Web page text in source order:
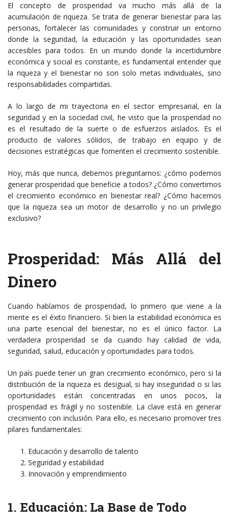
El concepto de prosperidad va mucho más allá de la
acumulación de riqueza. Se trata de generar bienestar para las
personas, fortalecer las comunidades y construir un entorno
donde la seguridad, la educación y las oportunidades sean
accesibles para todos. En un mundo donde la incertidumbre
económica y social es constante, es fundamental entender que
la riqueza y el bienestar no son solo metas individuales, sino
responsabilidades compartidas.
A lo largo de mi trayectoria en el sector empresarial, en la
seguridad y en la sociedad civil, he visto que la prosperidad no
es el resultado de la suerte o de esfuerzos aislados. Es el
producto de valores sólidos, de trabajo en equipo y de
decisiones estratégicas que fomenten el crecimiento sostenible.
Hoy, más que nunca, debemos preguntarnos: ¿cómo podemos
generar prosperidad que beneficie a todos? ¿Cómo convertimos
el crecimiento económico en bienestar real? ¿Cómo hacemos
que la riqueza sea un motor de desarrollo y no un privilegio
exclusivo?
Prosperidad: Más Allá del
Dinero
Cuando hablamos de prosperidad, lo primero que viene a la
mente es el éxito financiero. Si bien la estabilidad económica es
una parte esencial del bienestar, no es el único factor. La
verdadera prosperidad se da cuando hay calidad de vida,
seguridad, salud, educación y oportunidades para todos.
Un país puede tener un gran crecimiento económico, pero si la
distribución de la riqueza es desigual, si hay inseguridad o si las
oportunidades están concentradas en unos pocos, la
prosperidad es frágil y no sostenible. La clave está en generar
crecimiento con inclusión. Para ello, es necesario promover tres
pilares fundamentales:
Educación y desarrollo de talento
Seguridad y estabilidad
Innovación y emprendimiento
1. Educación: La Base de Todo